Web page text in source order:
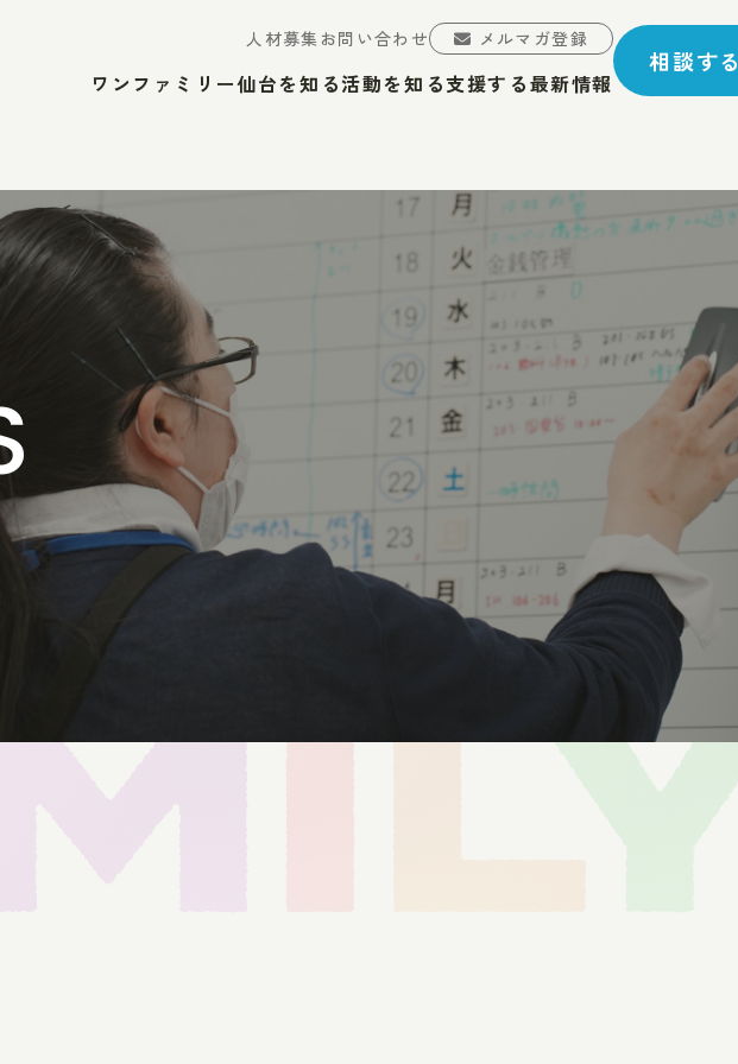
人材募集 お問い合わせ メルマガ登録
ワンファミリー仙台を知る活動を知る支援する最新情報
相談する